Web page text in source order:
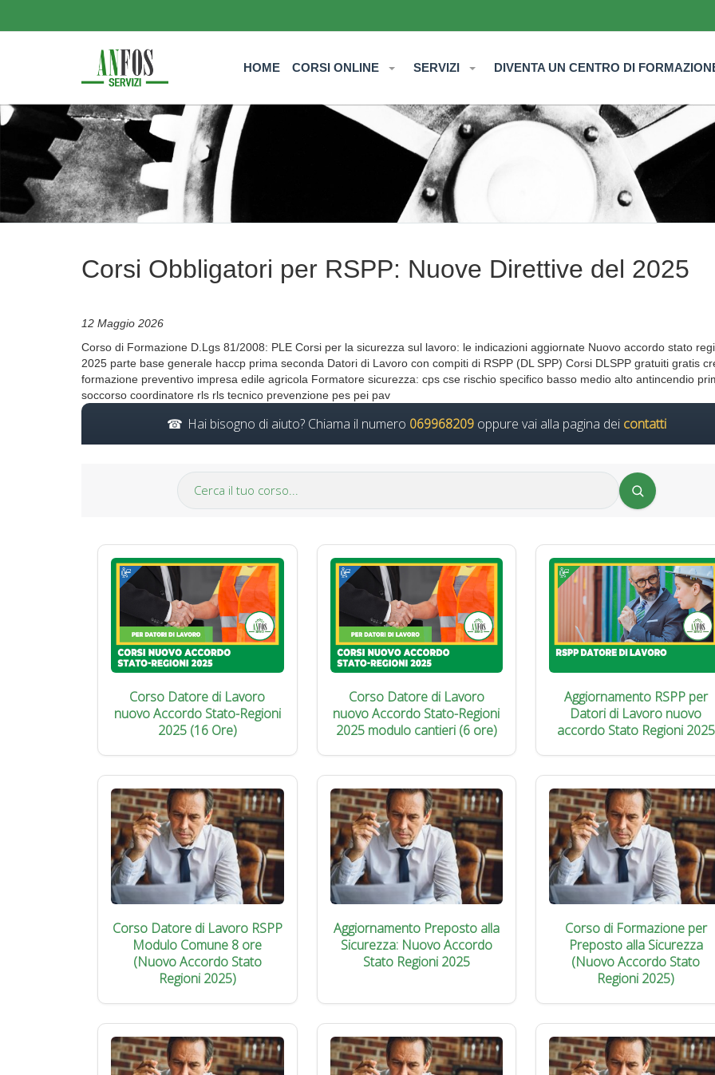
HOME CORSI ONLINE SERVIZI DIVENTA UN CENTRO DI
Corsi Obbligatori per RSPP: Nuove Direttive del 2025
12 Maggio 2026
Corso di Formazione D.Lgs 81/2008: PLE Corsi per la sicurezza sul lavoro: le indicazioni aggiornate Nuovo accordo stato
2025 parte base generale haccp prima seconda Datori di Lavoro con compiti di RSPP (DL SPP) Corsi DLSPP gratuiti gratis
formazione preventivo impresa edile agricola Formatore sicurezza: cps cse rischio specifico basso medio alto antincendio
soccorso coordinatore rls rls tecnico prevenzione pes pei pav
Hai bisogno di aiuto? Chiama il numero 069968209 oppure vai alla pagina dei contatti
Corso Datore di Lavoro
nuovo Accordo Stato-Regioni
2025 (16 Ore)
Corso Datore di Lavoro
nuovo Accordo Stato-Regioni
2025 modulo cantieri (6 ore)
Aggiornamento RSPP per
Datori di Lavoro nuovo
accordo Stato Regioni 2025
Corso Datore di Lavoro RSPP
Modulo Comune 8 ore
(Nuovo Accordo Stato
Regioni 2025)
Aggiornamento Preposto alla
Sicurezza: Nuovo Accordo
Stato Regioni 2025
Corso di Formazione per
Preposto alla Sicurezza
(Nuovo Accordo Stato
Regioni 2025)